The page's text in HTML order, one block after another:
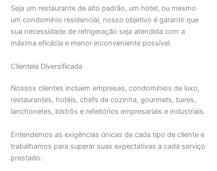
Seja um restaurante de alto padrão, um hotel, ou mesmo
um condomínio residencial, nosso objetivo é garantir que
sua necessidade de refrigeração seja atendida com a
máxima eficácia e menor inconveniente possível.
Clientela Diversificada
Nossos clientes incluem empresas, condomínios de luxo,
restaurantes, hotéis, chefs de cozinha, gourmets, bares,
lanchonetes, bistrôs e refeitórios empresariais e industriais.
Entendemos as exigências únicas de cada tipo de cliente e
trabalhamos para superar suas expectativas a cada serviço
prestado.